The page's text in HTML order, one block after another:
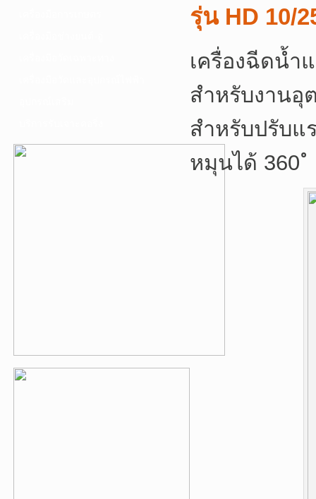
รุ่น HD 10/
เครื่องฉีดน้ำ
สำหรับงานอุ
สำหรับปรับแ
หมุนได้ 360 ํ